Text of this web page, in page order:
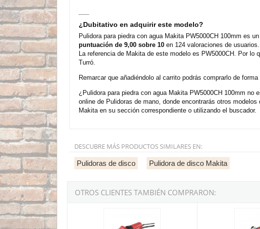
¿Dubitativo en adquirir este modelo?
Pulidora para piedra con agua Makita PW5000CH 100mm es
puntuación de 9,00 sobre 10 en 124 valoraciones de usuarios.
La referencia de Makita de este modelo es PW5000CH. Por
Turró.
Remarcar que añadiéndolo al carrito podrás comprarlo de
¿Pulidora para piedra con agua Makita PW5000CH 100mm
online de Pulidoras de mano, donde encontrarás otros
Makita en su sección correspondiente o utilizando el buscador.
DESCUBRE MÁS PRODUCTOS SIMILARES EN:
Pulidoras de disco Pulidora de disco Makita
OTROS CLIENTES TAMBIÉN COMPRARON:
Pulidora de agua